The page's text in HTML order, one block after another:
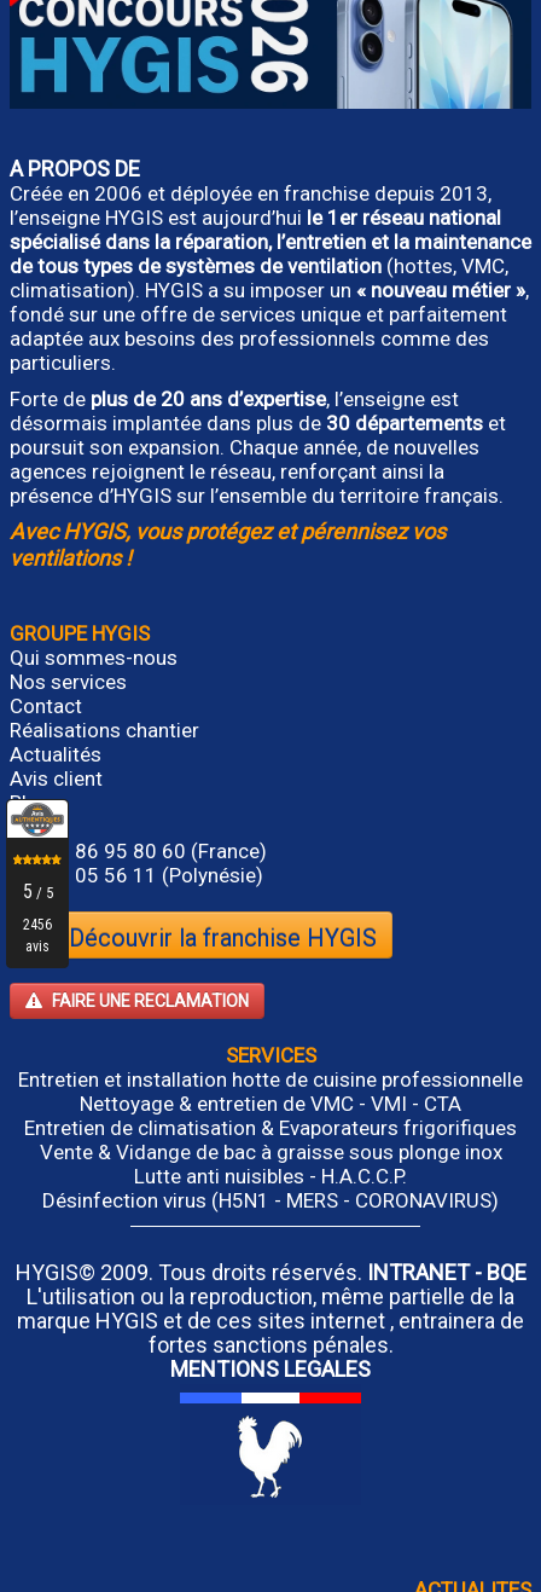
A PROPOS DE
Créée en 2006 et déployée en franchise depuis 2013,
l’enseigne HYGIS est aujourd’hui le 1er réseau national
spécialisé dans la réparation, l’entretien et la maintenance
de tous types de systèmes de ventilation (hottes, VMC,
climatisation). HYGIS a su imposer un « nouveau métier »,
fondé sur une offre de services unique et parfaitement
adaptée aux besoins des professionnels comme des
particuliers.
Forte de plus de 20 ans d’expertise, l’enseigne est
désormais implantée dans plus de 30 départements et
poursuit son expansion. Chaque année, de nouvelles
agences rejoignent le réseau, renforçant ainsi la
présence d’HYGIS sur l’ensemble du territoire français.
Avec HYGIS, vous protégez et pérennisez vos
ventilations !
GROUPE HYGIS
Qui sommes-nous
Nos services
Contact
Réalisations chantier
Actualités
Avis client
Blog
Tél.01 86 95 80 60 (France)
Tel. 87 05 56 11 (Polynésie)
Découvrir la franchise HYGIS
FAIRE UNE RECLAMATION
SERVICES
Entretien et installation hotte de cuisine professionnelle
Nettoyage & entretien de VMC - VMI - CTA
Entretien de climatisation & Evaporateurs frigorifiques
Vente & Vidange de bac à graisse sous plonge inox
Lutte anti nuisibles - H.A.C.C.P.
Désinfection virus (H5N1 - MERS - CORONAVIRUS)
HYGIS© 2009. Tous droits réservés. INTRANET- BQE
L'utilisation ou la reproduction, même partielle de la
marque HYGIS et de ces sites internet , entrainera de
fortes sanctions pénales.
MENTIONS LEGALES